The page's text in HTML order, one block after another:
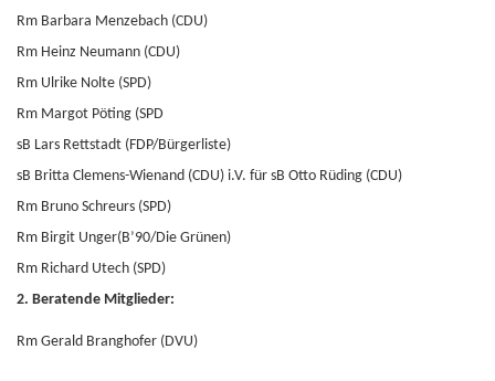
Rm Barbara Menzebach (CDU)
Rm Heinz Neumann (CDU)
Rm Ulrike Nolte (SPD)
Rm Margot Pöting (SPD
sB Lars Rettstadt (FDP/Bürgerliste)
sB Britta Clemens-Wienand (CDU) i.V. für sB Otto Rüding (CDU)
Rm Bruno Schreurs (SPD)
Rm Birgit Unger(B’90/Die Grünen)
Rm Richard Utech (SPD)
2. Beratende Mitglieder:
Rm Gerald Branghofer (DVU)